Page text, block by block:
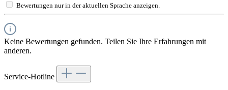
Bewertungen nur in der aktuellen Sprache anzeigen.
Keine Bewertungen gefunden. Teilen Sie Ihre Erfahrungen mit
anderen.
Service-Hotline